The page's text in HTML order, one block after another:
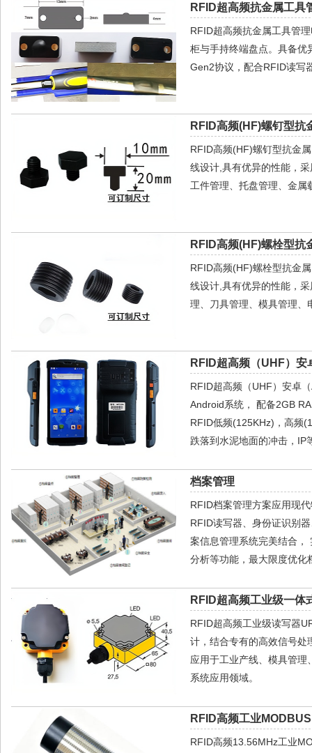
RFID超高频抗金属工具
RFID超高频抗金属工具管
柜与手持终端盘点。具备优
Gen2协议，配合RFID读写
RFID高频(HF)螺钉型抗
RFID高频(HF)螺钉型抗金
线设计,具有优异的性能，
工件管理、托盘管理、金
RFID高频(HF)螺栓型抗
RFID高频(HF)螺栓型抗金
线设计,具有优异的性能，
理、刀具管理、模具管理、
RFID超高频（UHF）
RFID超高频（UHF）安卓
Android系统， 配备2GB
RFID低频(125KHz)，高频
跌落到水泥地面的冲击，IP
档案管理
RFID档案管理方案应用现
RFID读写器、身份证识别
案信息管理系统完美结合，
分析等功能，最大限度优化
RFID超高频工业级一体
RFID超高频工业级读写器
计，结合专有的高效信号处
应用于工业产线、模具管
系统应用领域。
RFID高频工业
RFID高频13.56MHz工业